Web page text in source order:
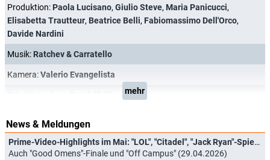
Produktion: Paola Lucisano, Giulio Steve, Maria Panicucci,
Elisabetta Trautteur, Beatrice Belli, Fabiomassimo Dell'Orco,
Davide Nardini
Musik: Ratchev & Carratello
Kamera:Valerio Evangelista
mehr
News & Meldungen
Prime-Video-Highlights im Mai: "LOL", "Citadel", "Jack Ryan"-Spielfilm und "Spider-Noir"
Auch "Good Omens"-Finale und "Off Campus" (29.04.2026)